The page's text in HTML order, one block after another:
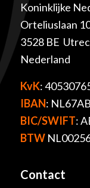
Koninklijke
Orteliuslaan
3528 BE
Nederland
KvK:
IBAN:
BIC/SWIFT:
BTW
Contact